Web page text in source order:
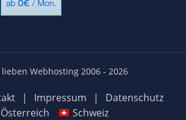
Webhosting 2006 - 2026
| Impressum |
Datenschutz
Österreich
Schweiz